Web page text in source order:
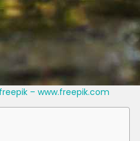
– www.freepik.com